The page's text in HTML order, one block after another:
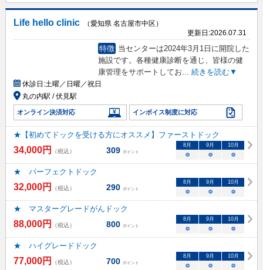
Life hello clinic
（愛知県 名古屋市中区）
更新日:2026.07.31
特徴 当センターは2024年3月1日に開院した
施設です。各種健康診断を通じ、皆様の健
康管理をサポートしてお
続きを読む▼
休診日:土曜／日曜／祝日
丸の内駅 / 伏見駅
オンライン決済対応 インボイス制度に対応
★【初めてドックを受ける方にオススメ】ファーストドック
34,000円 （税込） 309 ポイント
8 月 9 月 10月
○ ○ ○
★ パーフェクトドック
32,000円 （税込） 290 ポイント
8 月 9 月 10月
○ ○ ○
★ マスターグレードがんドック
88,000円 （税込） 800 ポイント
8 月 9 月 10月
○ ○ ○
★ ハイグレードドック
77,000円 （税込） 700 ポイント
8 月 9 月 10月
○ ○ ○